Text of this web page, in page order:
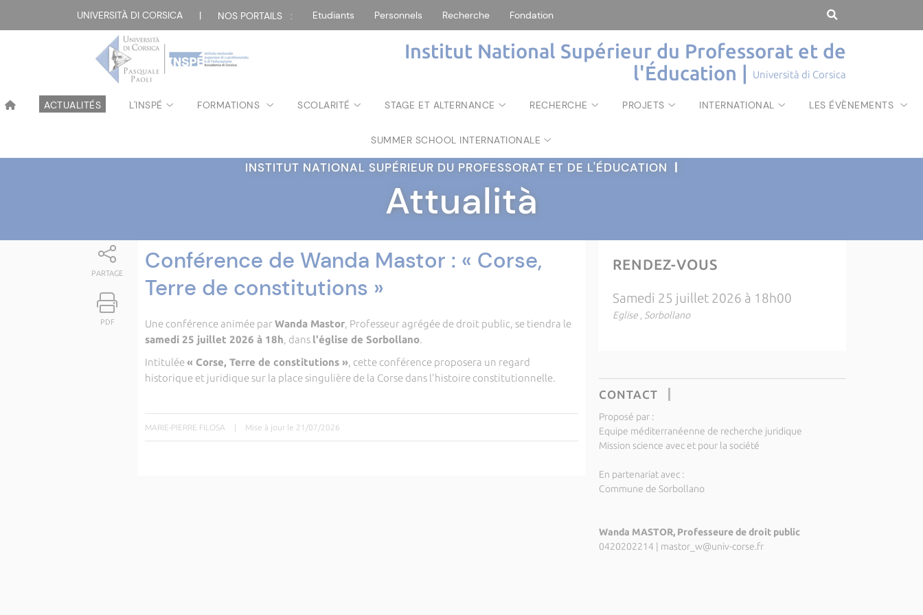
UNIVERSITÀ DI CORSICA | NOS PORTAILS : Etudiants Personnels Recherche Fondation
Institut National Supérieur du Professorat et de
l'Éducation |
Università di Corsica
ACTUALITÉS L'INSPÉ FORMATIONS SCOLARITÉ STAGE ET ALTERNANCE RECHERCHE PROJETS INTERNATIONAL LES ÉVÈNEMENTS
SUMMER SCHOOL INTERNATIONALE
INSTITUT NATIONAL SUPÉRIEUR DU PROFESSORAT ET DE L'ÉDUCATION |
Attualità
PARTAGE
PDF
Conférence de Wanda Mastor : « Corse,
Terre de constitutions »
Une conférence animée parWanda Mastor, Professeur agrégée de droit public, se tiendra le
samedi 25 juillet 2026 à 18h, dans l'église de Sorbollano.
Intitulée« Corse, Terre de constitutions », cette conférence proposera un regard
historique et juridique sur la place singulière de la Corse dans l'histoire constitutionnelle.
MARIE-PIERRE FILOSA | Mise à jour le 21/07/2026
RENDEZ-VOUS
Samedi 25 juillet 2026 à 18h00
Eglise , Sorbollano
CONTACT
Proposé par :
Equipe méditerranéenne de recherche juridique
Mission science avec et pour la société
En partenariat avec :
Commune de Sorbollano
Wanda MASTOR, Professeure de droit public
0420202214
mastor_w@univ-corse.fr